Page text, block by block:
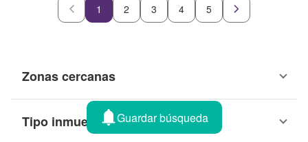
1 2 3 4 5
Zonas cercanas
Tipo inmueble Guardar búsqueda